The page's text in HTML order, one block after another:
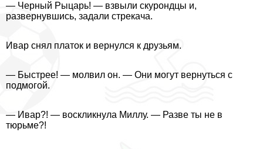
— Черный Рыцарь! — взвыли скурондцы и,
развернувшись, задали стрекача.
Ивар снял платок и вернулся к друзьям.
— Быстрее! — молвил он. — Они могут вернуться с
подмогой.
— Ивар?! — воскликнула Миллу. — Разве ты не в
тюрьме?!